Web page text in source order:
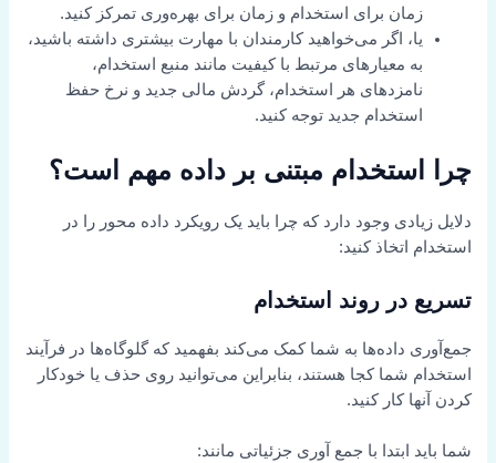
زمان برای استخدام و زمان برای بهره‌وری تمرکز کنید.
یا، اگر می‌خواهید کارمندان با مهارت بیشتری داشته باشید،
به معیارهای مرتبط با کیفیت مانند منبع استخدام،
نامزدهای هر استخدام، گردش مالی جدید و نرخ حفظ
استخدام جدید توجه کنید.
چرا استخدام مبتنی بر داده مهم است؟
دلایل زیادی وجود دارد که چرا باید یک رویکرد داده محور را در
استخدام اتخاذ کنید:
تسریع در روند استخدام
جمع‌آوری داده‌ها به شما کمک می‌کند بفهمید که گلوگاه‌ها در فرآیند
استخدام شما کجا هستند، بنابراین می‌توانید روی حذف یا خودکار
کردن آنها کار کنید.
شما باید ابتدا با جمع آوری جزئیاتی مانند: